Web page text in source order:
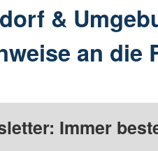
&
an die
Immer